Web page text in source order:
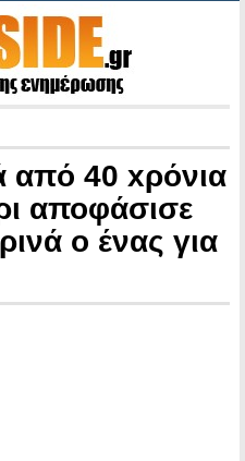
από 40 xρόνια
αποφάσισε
ο ένας για